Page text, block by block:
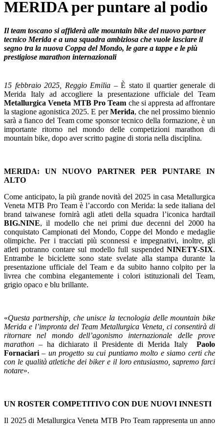
MERIDA per puntare al podio
Il team toscano si affiderà alle mountain bike del nuovo partner
tecnico Merida e a una squadra ambiziosa che vuole lasciare il
segno tra la nuova Coppa del Mondo, le gare a tappe e le più
prestigiose marathon internazionali
15 febbraio 2025, Reggio Emilia – È stato il quartier generale di
Merida Italy ad accogliere la presentazione ufficiale del Team
Metallurgica Veneta MTB Pro Team che si appresta ad affrontare
la stagione agonistica 2025. E perMerida, che nel prossimo biennio
sarà a fianco del Team come sponsor tecnico della formazione, è un
importante ritorno nel mondo delle competizioni marathon di
mountain bike, dopo aver scritto pagine di storia nella disciplina.
MERIDA: UN NUOVO PARTNER PER PUNTARE IN
ALTO
Come anticipato, la più grande novità del 2025 in casa Metallurgica
Veneta MTB Pro Team è l’accordo con Merida: la sede italiana del
brand taiwanese fornirà agli atleti della squadra l’iconica hardtail
BIG.NINE, il modello che nei primi due decenni del 2000 ha
conquistato Campionati del Mondo, Coppe del Mondo e medaglie
olimpiche. Per i tracciati più sconnessi e impegnativi, inoltre, gli
atleti potranno contare sul modello full suspended NINETY-SIX.
Entrambe le biciclette sono state svelate alla stampa durante la
presentazione ufficiale del Team e da subito hanno colpito per la
livrea che combina elegantemente i colori istituzionali del Team,
grigio opaco e blu brillante.
«Questa partnership, che unisce la tecnologia delle mountain bike
Merida e l’impronta del Team Metallurgica Veneta, ci consentirà di
ritornare nel mondo dell’agonismo internazionale delle prove
marathon – ha dichiarato il Presidente di Merida ItalyPaolo
Fornaciari– un progetto su cui puntiamo molto e siamo certi che
con le qualità atletiche dei biker e il loro entusiasmo, sapremo farci
notare».
UN ROSTER COMPETITIVO CON DUE NUOVI INNESTI
Il 2025 di Metallurgica Veneta MTB Pro Team rappresenta un anno